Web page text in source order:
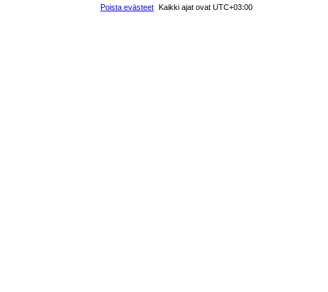
Kaikki ajat ovat UTC+03:00
Poista evästeet